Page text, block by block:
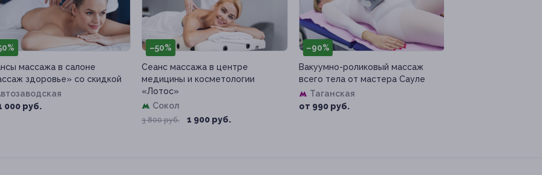
массажа в салоне
здоровье» со скидкой
000 руб.
–50%
Сеанс массажа в центре
медицины и косметологии
«Лотос»
Сокол
3 800 руб. 1 900 руб.
–90%
Вакуумно-роликовый массаж
всего тела от мастера Сауле
Таганская
от 990 руб.